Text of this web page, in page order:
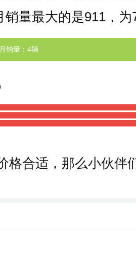
量最大的是911，为
销量：4辆
格合适，那么小伙伴